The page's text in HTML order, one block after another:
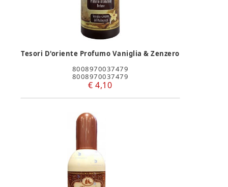
Tesori D'oriente Profumo Vaniglia & Zenzero
8008970037479
8008970037479
€ 4,10